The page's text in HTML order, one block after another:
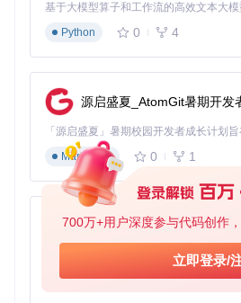
700万+用户深度参与代码创作
立即登录/
基于大模型算子和工作流的高效文本大
Python
0 4
源启盛夏_AtomGit暑期开发
Markdown
0 1
py-xiaozhi
Python
0 1